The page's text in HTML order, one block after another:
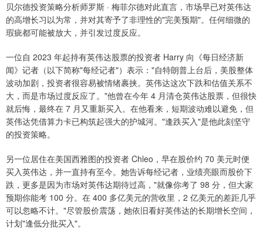
贝尔德投资策略分析师罗斯 · 梅菲尔德对此直言，市场早已对英伟达
的高增长习以为常，并对其寄予了非理性的"完美预期"。任何细微的
瑕疵都可能被放大，并引发过度反应。
一位自 2023 年起持有英伟达股票的投资者 Harry 向《每日经济新
闻》记者（以下简称"每经记者"）表示："自特朗普上台后，美股整体
波动加剧，投资者很容易被情绪裹挟。英伟达这次下跌和估值关系不
大，而是市场过度反应了。"他曾在今年 4 月清仓英伟达股票，但很快
就后悔，最终在 7 月又重新买入。在他看来，短期波动难以避免，但
英伟达凭借算力卡已构筑起强大的护城河。"逢跌买入"是他此刻坚守
的投资策略。
另一位居住在美国西雅图的投资者 Chleo，早在股价约 70 美元时便
买入英伟达，并一直持有至今。她告诉每经记者，业绩亮眼而股价下
跌，更多是因为市场对英伟达期待过高，"就像你考了 98 分，但大家
预期你能考 100 分。在 400 多亿美元的营收里，2 亿美元的差距几乎
可以忽略不计。"尽管股价震荡，她依旧看好英伟达的长期增长空间，
计划"逢低分批买入"。